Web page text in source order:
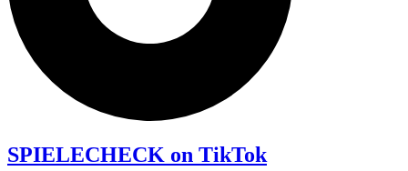
SPIELECHECK on TikTok